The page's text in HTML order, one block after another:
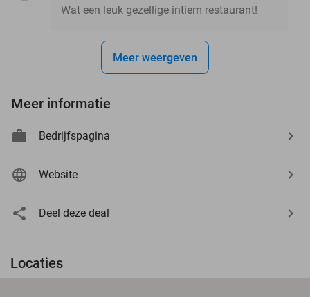
Wat een leuk gezellige intiem restaurant!
Meer weergeven
Meer informatie
Bedrijfspagina
Website
Deel deze deal
Locaties